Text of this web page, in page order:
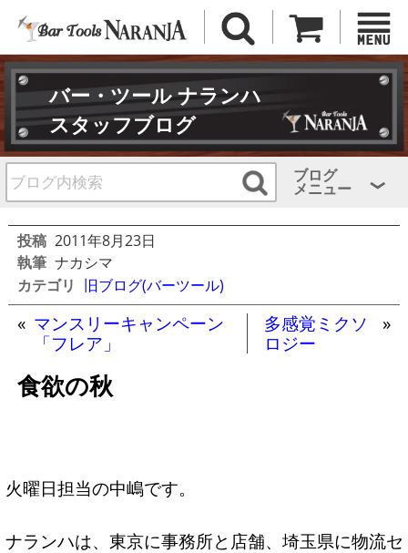
バー・ツール ナランハ
スタッフブログ
ブログ
メニュー
投稿 2011年8月23日
執筆 ナカシマ
カテゴリ 旧ブログ(バーツール)
« マンスリーキャンペーン
「フレア」
多感覚ミクソ
ロジー
»
食欲の秋
火曜日担当の中嶋です。
ナランハは、東京に事務所と店舗、埼玉県に物流セ